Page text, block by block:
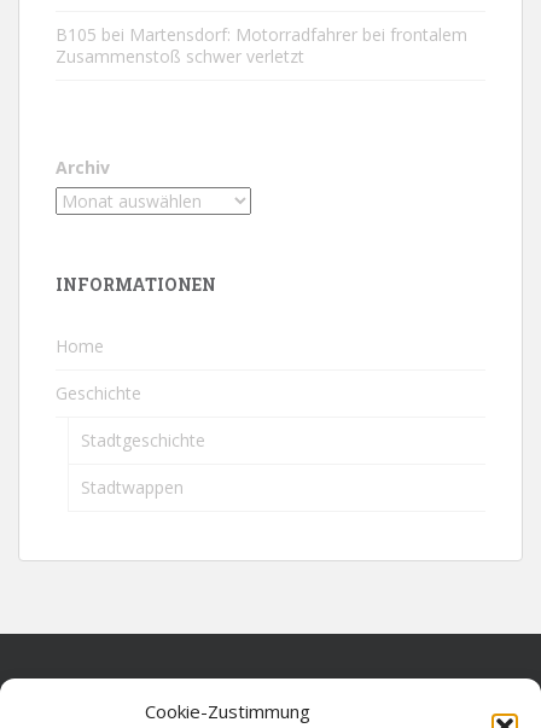
Cookie-Zustimmung
B105 bei Martensdorf: Motorradfahrer bei frontalem
Zusammenstoß schwer verletzt
Archiv
INFORMATIONEN
Home
Geschichte
Stadtgeschichte
Stadtwappen